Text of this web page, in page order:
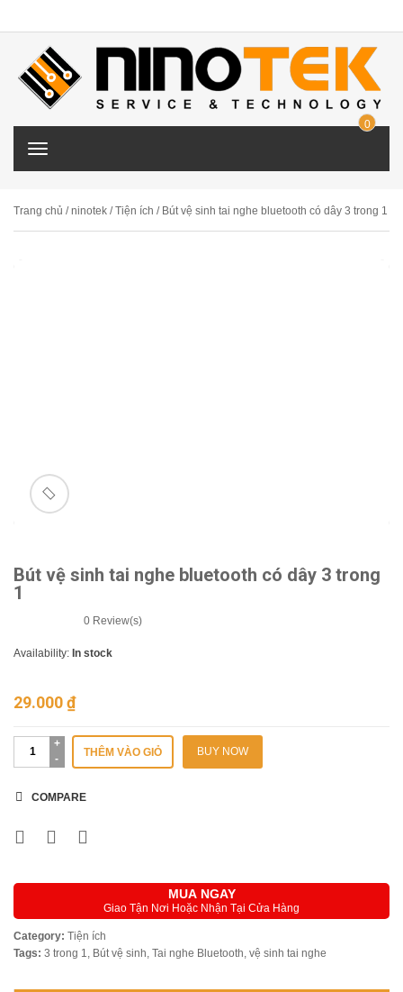
T
l
e
0
Trang chủ /ninotek /Tiện ích / Bút vệ sinh tai nghe bluetooth có dây 3 trong 1
🔍
Bút vệ sinh tai nghe bluetooth có dây 3 trong
1
0 Review(s)
Availability: In stock
29.000₫
THÊM VÀO GIỎ BUY NOW
COMPARE
MUA NGAY
Giao Tận Nơi Hoặc Nhận Tại Cửa Hàng
Category: Tiện ích
Tags: 3 trong 1 Bút vệ sinh Tai nghe Bluetooth vệ sinh tai nghe